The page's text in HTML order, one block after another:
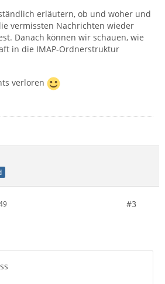
erläutern, ob und woher und
vermissten Nachrichten wieder
Danach können wir schauen, wie
in die IMAP-Ordnerstruktur
verloren
#3